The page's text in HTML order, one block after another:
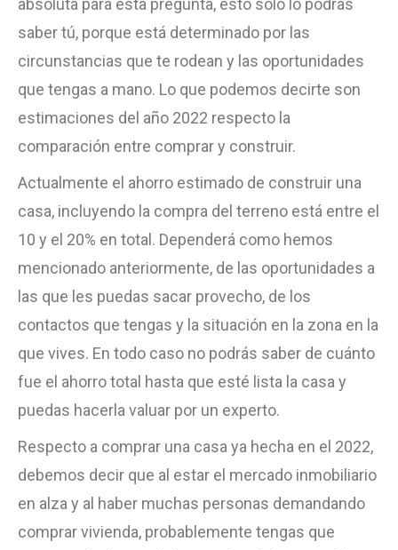
absoluta para esta pregunta, esto solo lo podrás
saber tú, porque está determinado por las
circunstancias que te rodean y las oportunidades
que tengas a mano. Lo que podemos decirte son
estimaciones del año 2022 respecto la
comparación entre comprar y construir.
Actualmente el ahorro estimado de construir una
casa, incluyendo la compra del terreno está entre el
10 y el 20% en total. Dependerá como hemos
mencionado anteriormente, de las oportunidades a
las que les puedas sacar provecho, de los
contactos que tengas y la situación en la zona en la
que vives. En todo caso no podrás saber de cuánto
fue el ahorro total hasta que esté lista la casa y
puedas hacerla valuar por un experto.
Respecto a comprar una casa ya hecha en el 2022,
debemos decir que al estar el mercado inmobiliario
en alza y al haber muchas personas demandando
comprar vivienda, probablemente tengas que